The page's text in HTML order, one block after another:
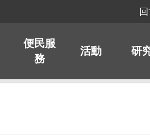
便民服
務
活動 研